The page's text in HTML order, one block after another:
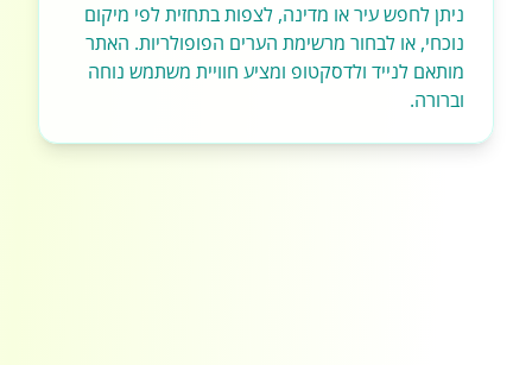
ניתן לחפש עיר או מדינה, לצפות בתחזית לפי מיקום
נוכחי, או לבחור מרשימת הערים הפופולריות. האתר
מותאם לנייד ולדסקטופ ומציע חוויית משתמש נוחה
וברורה.